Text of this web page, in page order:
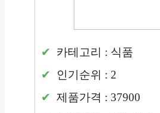
카테고리 : 식품
인기순위 : 2
제품가격 : 37900